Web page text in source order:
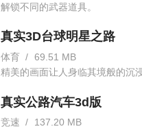
解锁不同的武器道具。
真实3D台球明星之路
体育 / 69.51 MB
精美的画面让人身临其境般的沉
真实公路汽车3d版
竞速 /
137.20 MB